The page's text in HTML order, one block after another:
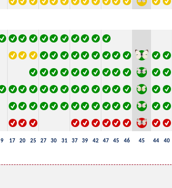
9 17 20 25 27 30 31 37 39 42 47 45 46 45 44 40